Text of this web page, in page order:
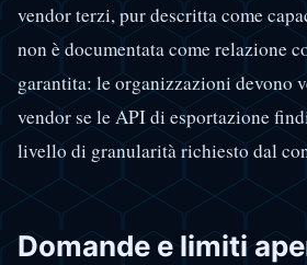
vendor terzi, pur descritta come
non è documentata come relazione
garantita: le organizzazioni devono
vendor se le API di esportazione
livello di granularità richiesto dal
Domande e limiti